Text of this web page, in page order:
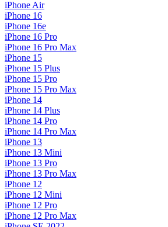
iPhone Air
iPhone 16
iPhone 16e
iPhone 16 Pro
iPhone 16 Pro Max
iPhone 15
iPhone 15 Plus
iPhone 15 Pro
iPhone 15 Pro Max
iPhone 14
iPhone 14 Plus
iPhone 14 Pro
iPhone 14 Pro Max
iPhone 13
iPhone 13 Mini
iPhone 13 Pro
iPhone 13 Pro Max
iPhone 12
iPhone 12 Mini
iPhone 12 Pro
iPhone 12 Pro Max